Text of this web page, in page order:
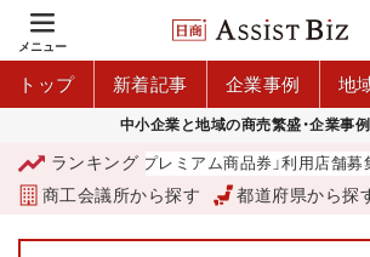
メニュー
トップ 新着記事 企業事例 地
中小企業と地域の商売繁盛・企業事例
ランキング
「青森市プレミアム商品券」利用店舗募
商工会議所から探す 都道府県から探